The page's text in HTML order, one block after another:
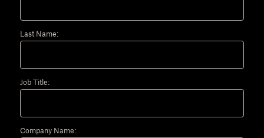
Last Name:
Job Title:
Company Name: